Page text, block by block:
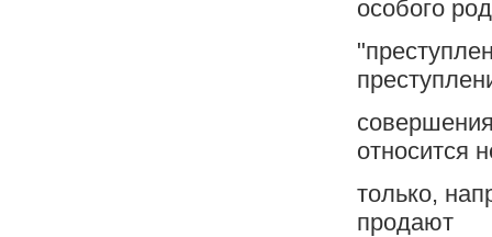
особого
относится
только,
продают